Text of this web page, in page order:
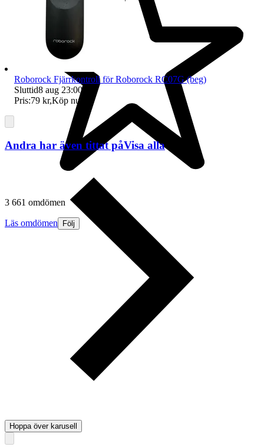
3 661 omdömen
Läs omdömen Följ
Roborock Fjärrkontroll för Roborock RC07G (beg)
Sluttid8 aug 23:00
Pris:79 kr,Köp nu
Andra har även tittat påVisa alla
Hoppa över karusell